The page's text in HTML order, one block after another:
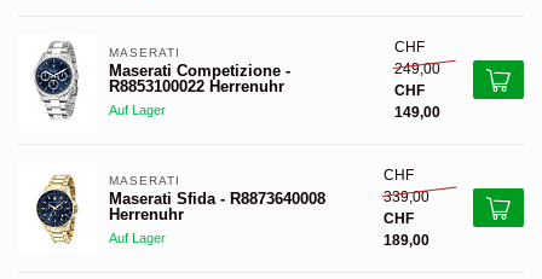
MASERATI
Maserati Competizione -
R8853100022 Herrenuhr
Auf Lager
CHF
249,00
CHF
149,00
MASERATI
Maserati Sfida - R8873640008
Herrenuhr
Auf Lager
CHF
339,00
CHF
189,00